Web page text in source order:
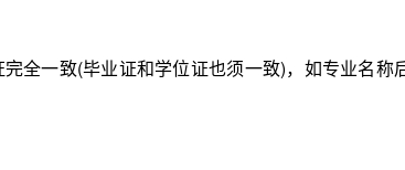
一致(毕业证和学位证也须一致)，如专业名称